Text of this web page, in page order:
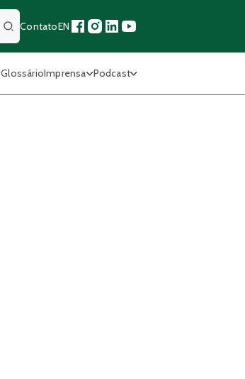
BuscarContatoEN
GlossárioImprensa Podcast